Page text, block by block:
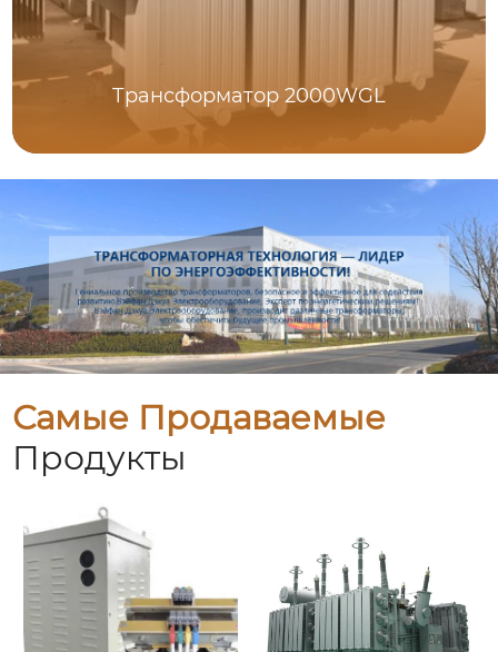
Трансформатор 2000WGL
Самые Продаваемые
Продукты